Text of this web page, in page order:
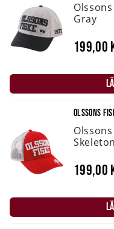
Gray
199,00
OLSSONS
199,00